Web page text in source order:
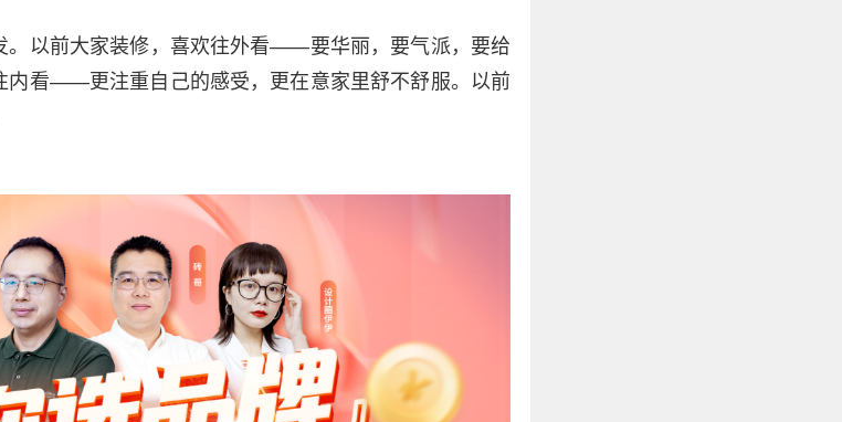
。以前大家装修，喜欢往外看——要华丽，要气派，要给
内看——更注重自己的感受，更在意家里舒不舒服。以前